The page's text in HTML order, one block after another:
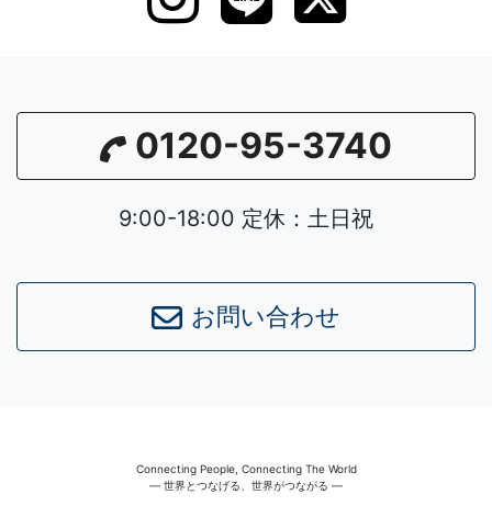
0120-95-3740
9:00-18:00 定休：土日祝
お問い合わせ
Connecting People, Connecting The World
― 世界とつなげる、世界がつながる ―